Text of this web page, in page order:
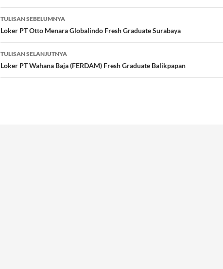
Navigasi
Tulisan
TULISAN SEBELUMNYA
Loker PT Otto Menara Globalindo Fresh Graduate Surabaya
TULISAN SELANJUTNYA
Loker PT Wahana Baja (FERDAM) Fresh Graduate Balikpapan